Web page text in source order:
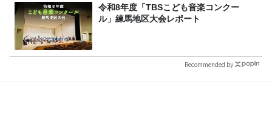
令和8年度「TBSこども音楽コンクー
ル」練馬地区大会レポート
Recommended by